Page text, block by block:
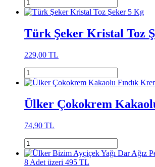
Türk Şeker Kristal Toz
229,00 TL
Ülker Çokokrem
74,90 TL
8 Adet üzeri 495 TL